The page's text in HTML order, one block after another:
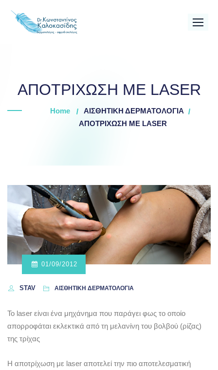
ΑΠΟΤΡΙΧΩΣΗ ΜΕ LASER
Home
ΑΙΣΘΗΤΙΚΗ ΔΕΡΜΑΤΟΛΟΓΙΑ
ΑΠΟΤΡΙΧΩΣΗ ΜΕ LASER
01/09/2012
STAV ΑΙΣΘΗΤΙΚΗ ΔΕΡΜΑΤΟΛΟΓΙΑ
To laser είναι ένα μηχάνημα που παράγει φως το οποίο
απορροφάται εκλεκτικά από τη μελανίνη του βολβού (ρίζας)
της τρίχας
Η αποτρίχωση με laser αποτελεί την πιο αποτελεσματική